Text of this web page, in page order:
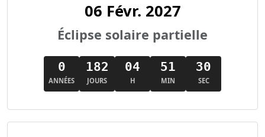
06 Févr. 2027
Éclipse solaire partielle
0
ANNÉES
182
JOURS
04
H
51
MIN
28
SEC